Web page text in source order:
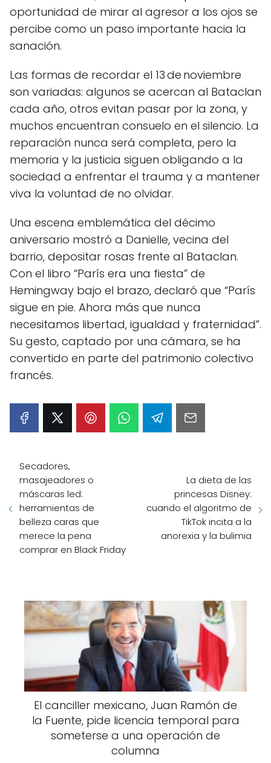
oportunidad de mirar al agresor a los ojos se
percibe como un paso importante hacia la
sanación.
Las formas de recordar el 13 de noviembre
son variadas: algunos se acercan al Bataclan
cada año, otros evitan pasar por la zona, y
muchos encuentran consuelo en el silencio. La
reparación nunca será completa, pero la
memoria y la justicia siguen obligando a la
sociedad a enfrentar el trauma y a mantener
viva la voluntad de no olvidar.
Una escena emblemática del décimo
aniversario mostró a Danielle, vecina del
barrio, depositar rosas frente al Bataclan.
Con el libro “París era una fiesta” de
Hemingway bajo el brazo, declaró que “París
sigue en pie. Ahora más que nunca
necesitamos libertad, igualdad y fraternidad”.
Su gesto, captado por una cámara, se ha
convertido en parte del patrimonio colectivo
francés.
Secadores,
masajeadores o
máscaras led:
herramientas de
belleza caras que
merece la pena
comprar en Black Friday
La dieta de las
princesas Disney:
cuando el algoritmo de
TikTok incita a la
anorexia y la bulimia
El canciller mexicano, Juan Ramón de
la Fuente, pide licencia temporal para
someterse a una operación de
columna